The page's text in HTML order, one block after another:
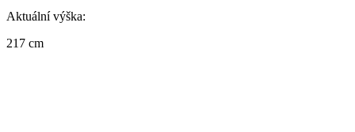
Aktuální výška:
217 cm